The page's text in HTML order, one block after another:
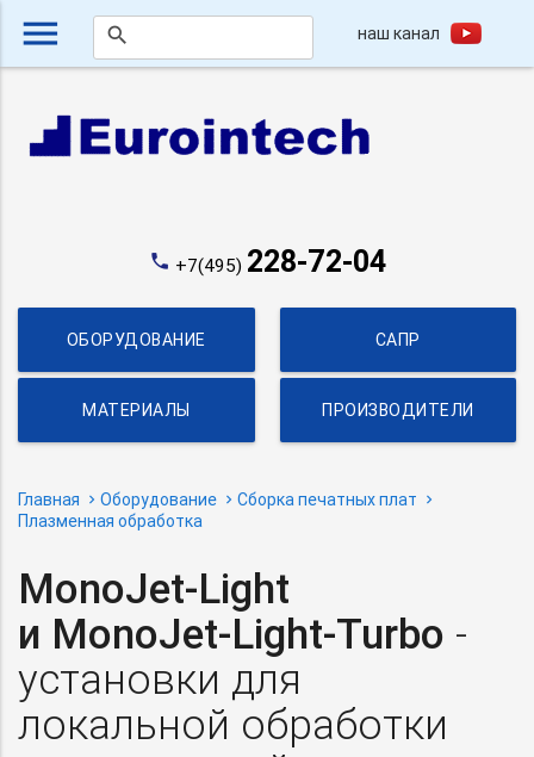
menu search наш канал
phone +7(495) 228-72-04
ОБОРУДОВАНИЕ САПР
МАТЕРИАЛЫ ПРОИЗВОДИТЕЛИ
Главная Оборудование
Сборка печатных плат
Плазменная обработка
MonoJet-Light
и MonoJet-Light-Turbo -
установки для
локальной обработки